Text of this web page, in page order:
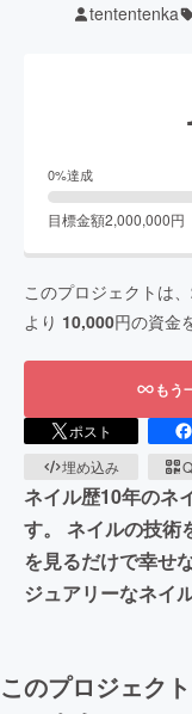
tententenka
0%達成
目標金額2,000,000円
このプロジェクトは、
より 10,000円の資金
もう
ポスト
埋め込み
ネイル歴10年のネ
す。 ネイルの技術
を見るだけで幸せ
ジュアリーなネイ
このプロジェク